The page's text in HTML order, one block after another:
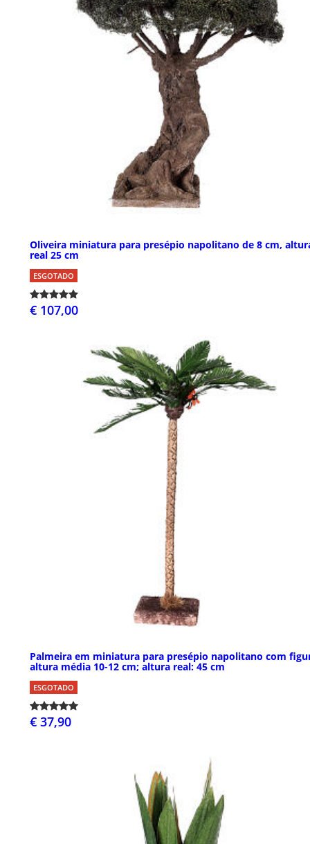
Oliveira miniatura para presépio napolitano de 8 cm,
real 25 cm
ESGOTADO
€ 107,00
Palmeira em miniatura para presépio napolitano com
altura média 10-12 cm; altura real: 45 cm
ESGOTADO
€ 37,90